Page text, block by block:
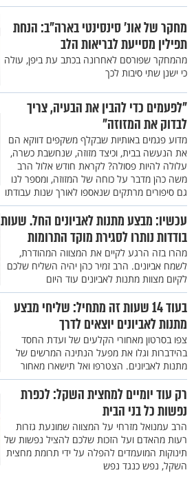
מחקר של אונ’ סינסינטי בארה"ב: הנחת
תפילין מסייעת לבריאות הלב
מהמחקר שפורסם לאחרונה בכתב עת ביפן, עולה
כי ישנן שתי סיבות לכך
"לפעמים כדי להבין את הבעיה, צריך
לבדוק את המזוזה"
מדוע פגמים באותיות שבקלף משקפים דווקא הם
את הנעשה בבית, וכיצד מזוזה, שנחשבת כשרה,
עלולה להיות פסולה? לקראת חודש אלול הרב
משה כהן מדבר על כוחה של המזוזה, ומספר לנו
גם סיפורים מרתקים שנאספו לאורך שנות עבודתו
עכשיו: מבצע מתנות לאביונים החל. שעות
בודדות נותרו לסגירת מוקד התרומות
מהרו בזה הרגע לקיים את המצווה המהודרת,
לשמח אביונים. הרב זמיר כהן יהיה השליח שלכם
לקיום מצוות מתנות לאביונים עוד היום
בעוד 14 שעות זה מתחיל: שליחי מבצע
מתנות לאביונים יוצאים לדרך
צפו בסרטון מאחורי הקלעים של ועדת החסד
בהידברות וגלו את מפעל הנתינה המרשים של
מתנות לאביונים. הצטרפו ואל תישארו מאחור
רק עוד יומיים למחצית השקל: לכפרת
נפשות כל בני הבית
הרב עמנואל מזרחי על המצווה שמונעת גזרות
רעות מהאדם ועל הזכות שלכם להציל נפשות של
תינוקות המועמדים להפלה על ידי תרומת מחצית
השקל, נפש כנגד נפש